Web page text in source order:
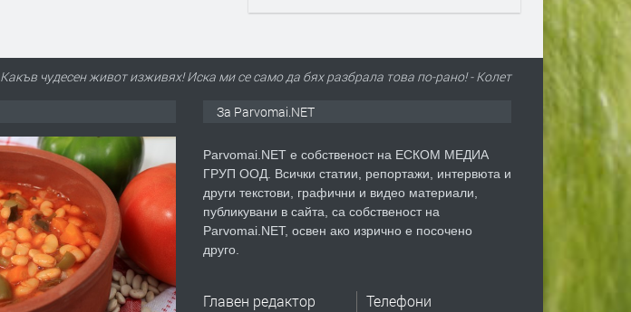
Какъв чудесен живот изживях! Иска ми се само да бях разбрала това по-рано! - Колет
За Parvomai.NET
Parvomai.NET е собственост на ЕСКОМ МЕДИА
ГРУП ООД. Всички статии, репортажи, интервюта и
други текстови, графични и видео материали,
публикувани в сайта, са собственост на
Parvomai.NET, освен ако изрично е посочено
друго.
Главен редактор Телефони